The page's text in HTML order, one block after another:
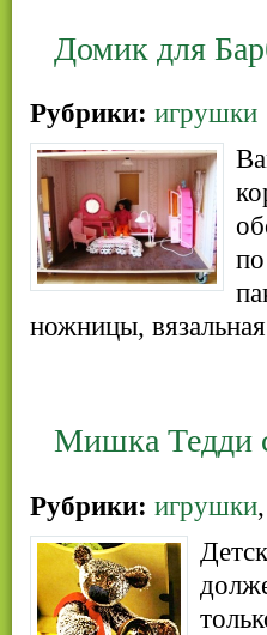
Домик для
Рубрики: игрушки
ножницы,
Мишка Тедди
Рубрики: игрушки,